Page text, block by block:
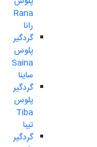
Rana
رانا
گردگیر
پلوس
Saina
ساینا
گردگیر
پلوس
Tiba
تیبا
گردگیر